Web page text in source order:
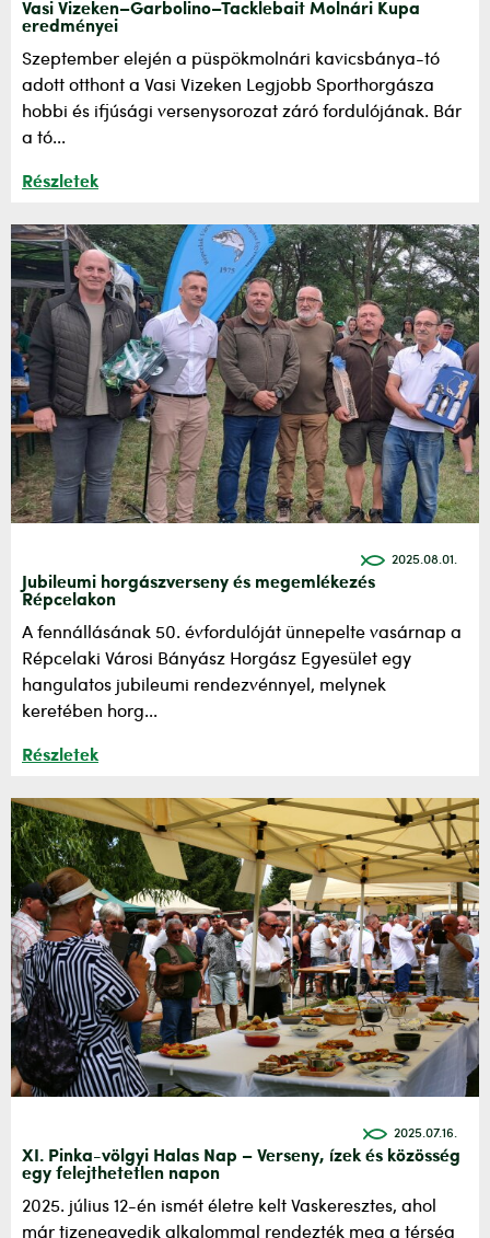
Vasi Vizeken–Garbolino–Tacklebait Molnári Kupa
eredményei
Szeptember elején a püspökmolnári kavicsbánya-tó
adott otthont a Vasi Vizeken Legjobb Sporthorgásza
hobbi és ifjúsági versenysorozat záró fordulójának. Bár
a tó...
Részletek
2025.08.01.
Jubileumi horgászverseny és megemlékezés
Répcelakon
A fennállásának 50. évfordulóját ünnepelte vasárnap a
Répcelaki Városi Bányász Horgász Egyesület egy
hangulatos jubileumi rendezvénnyel, melynek
keretében horg...
Részletek
2025.07.16.
XI. Pinka-völgyi Halas Nap – Verseny, ízek és közösség
egy felejthetetlen napon
2025. július 12-én ismét életre kelt Vaskeresztes, ahol
már tizenegyedik alkalommal rendezték meg a térség